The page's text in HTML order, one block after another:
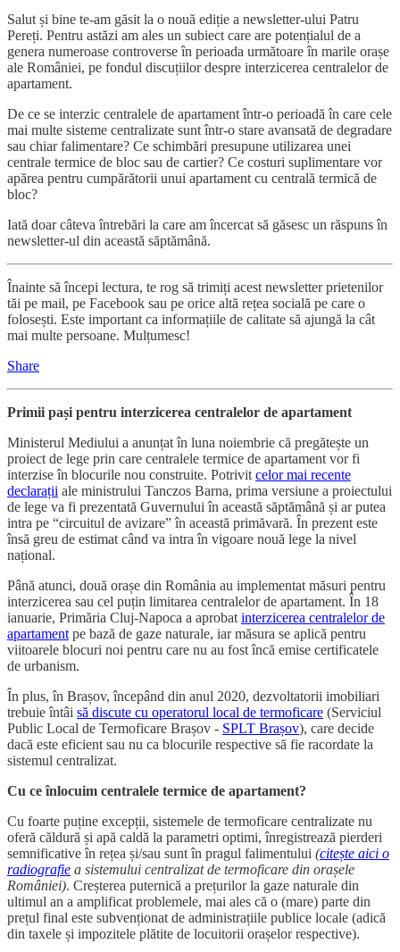
Salut și bine te-am găsit la o nouă ediție a newsletter-ului Patru
Pereți. Pentru astăzi am ales un subiect care are potențialul de a
genera numeroase controverse în perioada următoare în marile orașe
ale României, pe fondul discuțiilor despre interzicerea centralelor de
apartament.
De ce se interzic centralele de apartament într-o perioadă în care cele
mai multe sisteme centralizate sunt într-o stare avansată de degradare
sau chiar falimentare? Ce schimbări presupune utilizarea unei
centrale termice de bloc sau de cartier? Ce costuri suplimentare vor
apărea pentru cumpărătorii unui apartament cu centrală termică de
bloc?
Iată doar câteva întrebări la care am încercat să găsesc un răspuns în
newsletter-ul din această săptămână.
Înainte să începi lectura, te rog să trimiți acest newsletter prietenilor
tăi pe mail, pe Facebook sau pe orice altă rețea socială pe care o
folosești. Este important ca informațiile de calitate să ajungă la cât
mai multe persoane. Mulțumesc!
Share
Primii pași pentru interzicerea centralelor de apartament
Ministerul Mediului a anunțat în luna noiembrie că pregătește un
proiect de lege prin care centralele termice de apartament vor fi
interzise în blocurile nou construite. Potrivit celor mai recente
declarații ale ministrului Tanczos Barna, prima versiune a proiectului
de lege va fi prezentată Guvernului în această săptămână și ar putea
intra pe “circuitul de avizare” în această primăvară. În prezent este
însă greu de estimat când va intra în vigoare nouă lege la nivel
național.
Până atunci, două orașe din România au implementat măsuri pentru
interzicerea sau cel puțin limitarea centralelor de apartament. În 18
ianuarie, Primăria Cluj-Napoca a aprobat interzicerea centralelor de
apartament pe bază de gaze naturale, iar măsura se aplică pentru
viitoarele blocuri noi pentru care nu au fost încă emise certificatele
de urbanism.
În plus, în Brașov, începând din anul 2020, dezvoltatorii imobiliari
trebuie întâi să discute cu operatorul local de termoficare (Serviciul
Public Local de Termoficare Brașov - SPLT Brașov), care decide
dacă este eficient sau nu ca blocurile respective să fie racordate la
sistemul centralizat.
Cu ce înlocuim centralele termice de apartament?
Cu foarte puține excepții, sistemele de termoficare centralizate nu
oferă căldură și apă caldă la parametri optimi, înregistrează pierderi
semnificative în rețea și/sau sunt în pragul falimentului (citește aici o
radiografie a sistemului centralizat de termoficare din orașele
României). Creșterea puternică a prețurilor la gaze naturale din
ultimul an a amplificat problemele, mai ales că o (mare) parte din
prețul final este subvenționat de administrațiile publice locale (adică
din taxele și impozitele plătite de locuitorii orașelor respective).